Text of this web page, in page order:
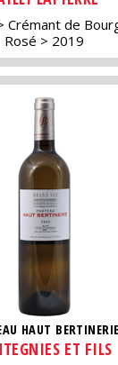
Crémant de
Rosé
2019
HAUT BERTINERIE
ET FILS